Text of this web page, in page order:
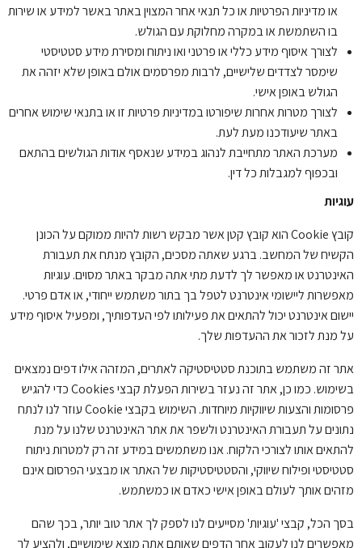
או מדיניות הפרטיות או כל תנאי אחר המצוין באתר באשר למידע או שירות
בו השתמשת או במקרה מחלוקת עם הגולש.
לצורך איסוף מידע כללי או פרטני ואו ניתוח ומסירת מידע סטטיסטי
שימסר לצדדים שלישיים, לרבות מפרסמים אולם באופן שלא יזהה את
הגולש באופן אישי.
לצורך מטרות אחרות שיפורטו במדיניות פרטיות זו או בתנאי שימוש אחרים
באתר שיעודכנו מעת לעת.
מערכת האתר מתחייבת לנהוג במידע שנאסף אודות הגולשים בהתאם
ובכפוף למגבלות כל דין.
עוגיות
קובץ Cookie הוא קובץ קטן אשר מבקש רשות להיות ממוקם על הכונן
הקשיח של המחשב. ברגע שאתה מסכים, הקובץ מנתח את תעבורת
האינטרנט או מאפשר לך לדעת מתי אתה מבקר באתר מסוים. עוגיות
מאפשרות ליישומי אינטרנט לטפל בך בתור משתמש ייחודי, או אדם פרטי.
יישום אינטרנט יכול להתאים את פעילותו לפי העדפותיך, ומפעיל איסוף מידע
על מנת לזכור את ההעדפות שלך.
אתר זה משתמש בתוכנת סטטיסטיקה לאתרים, המזהה אילו דפים נמצאים
בשימוש. כמו כן, אתר זה נעזר בשירות הפעלת קבצי Cookies כדי להגיש
פרסומות והצעות שיווקיות מיוחדות. השימוש בקבצי Cookie עוזר לנו לנתח
נתונים על תעבורת האינטרנט ולשפר את אתר האינטרנט שלנו על מנת
להתאים אותו לצורכי הלקוח. אנו משתמשים במידע זה רק למטרות ניתוח
סטטיסטי ופילוח שיווקי, והסטטיסטיקות של האתר או מבצעי הפרסום אינם
מזהים אותך לעולם באופן אישי כאדם או כמשתמש.
בסך הכל, קבצי 'עוגיות' מסייעים לנו לספק לך אתר טוב יותר, בכך שהם
מאפשרים לנו לעקוב אחר הדפים שאותם אתה מוצא שימושיים, ולהציע לך